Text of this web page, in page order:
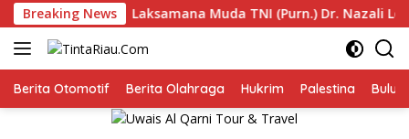
Langsung
ke
konten
Breaking News
Laksamana Muda TNI (Purn.) Dr. Nazali Lempo Layak
Berita Otomotif Berita Olahraga Hukrim Palestina